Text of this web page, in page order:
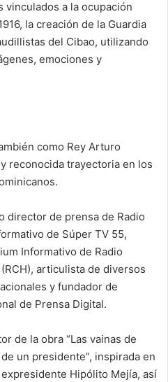
vinculados a la ocupación
la creación de la Guardia
del Cibao, utilizando
emociones y
como Rey Arturo
reconocida trayectoria en los
director de prensa de Radio
de Súper TV 55,
Informativo de Radio
articulista de diversos
y fundador de
de Prensa Digital.
de la obra “Las vainas de
un presidente”, inspirada en
Hipólito Mejía, así